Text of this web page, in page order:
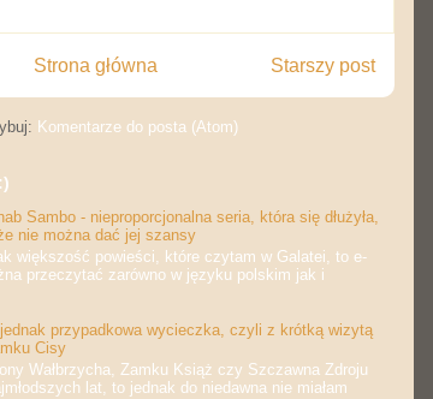
Starszy post
Strona główna
Komentarze do posta (Atom)
Sambo - nieproporcjonalna seria, która się dłużyła,
nie można dać jej szansy
powieści, które czytam w Galatei, to e-
przeczytać zarówno w języku polskim jak i
przypadkowa wycieczka, czyli z krótką wizytą
Cisy
Wałbrzycha, Zamku Książ czy Szczawna Zdroju
lat, to jednak do niedawna nie miałam